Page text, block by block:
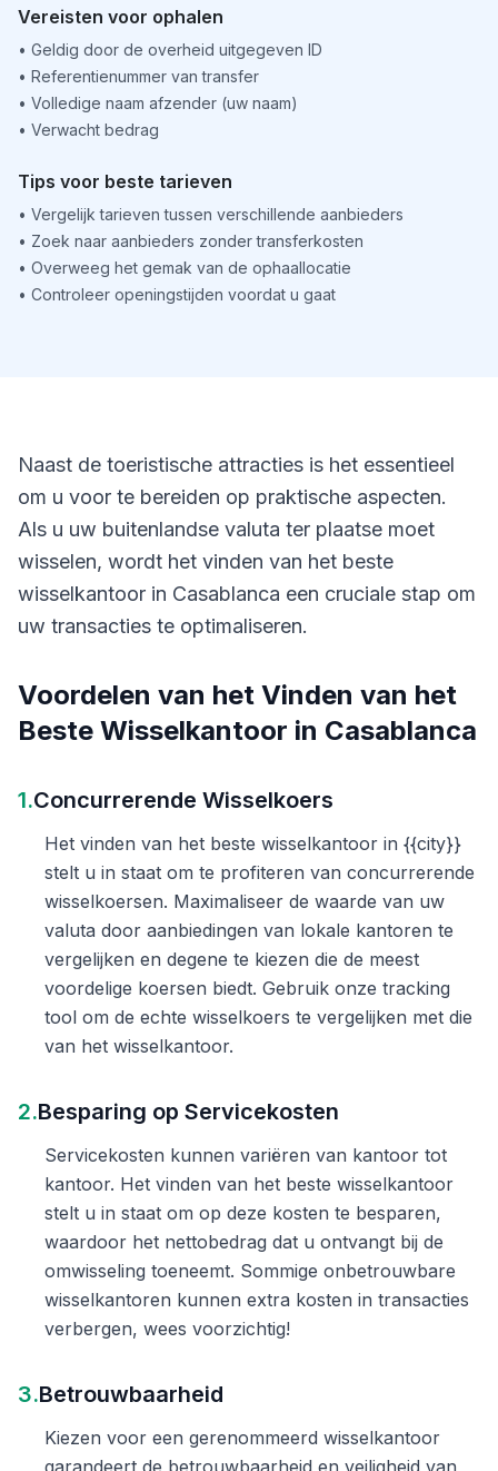
Vereisten voor ophalen
• Geldig door de overheid uitgegeven ID
• Referentienummer van transfer
• Volledige naam afzender (uw naam)
• Verwacht bedrag
Tips voor beste tarieven
• Vergelijk tarieven tussen verschillende aanbieders
• Zoek naar aanbieders zonder transferkosten
• Overweeg het gemak van de ophaallocatie
• Controleer openingstijden voordat u gaat
Naast de toeristische attracties is het essentieel
om u voor te bereiden op praktische aspecten.
Als u uw buitenlandse valuta ter plaatse moet
wisselen, wordt het vinden van het beste
wisselkantoor in Casablanca een cruciale stap om
uw transacties te optimaliseren.
Voordelen van het Vinden van het
Beste Wisselkantoor in Casablanca
1.Concurrerende Wisselkoers
Het vinden van het beste wisselkantoor in {{city}}
stelt u in staat om te profiteren van concurrerende
wisselkoersen. Maximaliseer de waarde van uw
valuta door aanbiedingen van lokale kantoren te
vergelijken en degene te kiezen die de meest
voordelige koersen biedt. Gebruik onze tracking
tool om de echte wisselkoers te vergelijken met die
van het wisselkantoor.
2.Besparing op Servicekosten
Servicekosten kunnen variëren van kantoor tot
kantoor. Het vinden van het beste wisselkantoor
stelt u in staat om op deze kosten te besparen,
waardoor het nettobedrag dat u ontvangt bij de
omwisseling toeneemt. Sommige onbetrouwbare
wisselkantoren kunnen extra kosten in transacties
verbergen, wees voorzichtig!
3.Betrouwbaarheid
Kiezen voor een gerenommeerd wisselkantoor
garandeert de betrouwbaarheid en veiligheid van